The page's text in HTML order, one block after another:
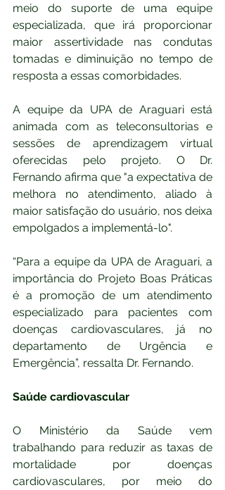
meio do suporte de uma equipe
especializada, que irá proporcionar
maior assertividade nas condutas
tomadas e diminuição no tempo de
resposta a essas comorbidades.
A equipe da UPA de Araguari está
animada com as teleconsultorias e
sessões de aprendizagem virtual
oferecidas pelo projeto. O Dr.
Fernando afirma que "a expectativa de
melhora no atendimento, aliado à
maior satisfação do usuário, nos deixa
empolgados a implementá-lo".
“Para a equipe da UPA de Araguari, a
importância do Projeto Boas Práticas
é a promoção de um atendimento
especializado para pacientes com
doenças cardiovasculares, já no
departamento de Urgência e
Emergência”, ressalta Dr. Fernando.
Saúde cardiovascular
O Ministério da Saúde vem
trabalhando para reduzir as taxas de
mortalidade por doenças
cardiovasculares, por meio do